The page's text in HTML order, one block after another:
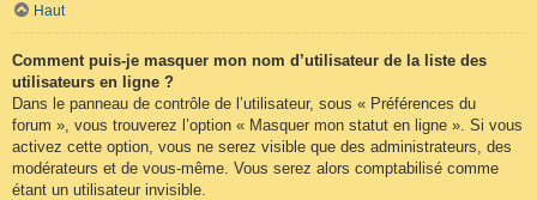
Haut
Comment puis-je masquer mon nom d’utilisateur de la liste des
utilisateurs en ligne ?
Dans le panneau de contrôle de l’utilisateur, sous « Préférences du
forum », vous trouverez l’option « Masquer mon statut en ligne ». Si vous
activez cette option, vous ne serez visible que des administrateurs, des
modérateurs et de vous-même. Vous serez alors comptabilisé comme
étant un utilisateur invisible.